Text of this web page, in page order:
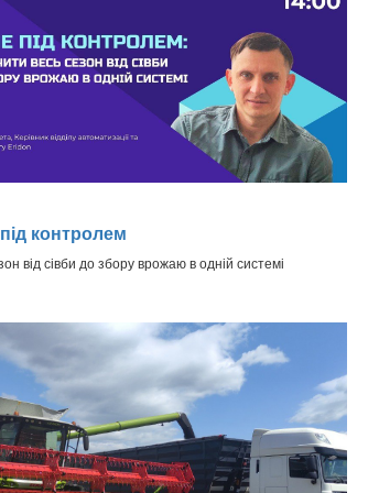
контролем
від сівби до збору врожаю в одній системі